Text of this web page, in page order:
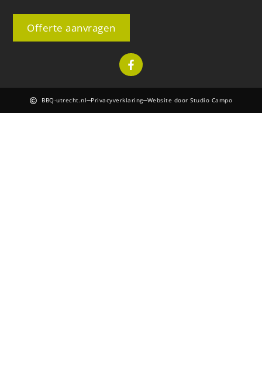
Offerte aanvragen
BBQ-utrecht.nl Privacyverklaring Website door Studio Campo